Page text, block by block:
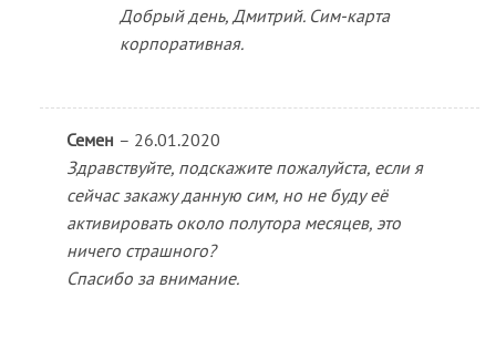
Добрый день, Дмитрий. Сим-карта
корпоративная.
Семен – 26.01.2020
Здравствуйте, подскажите пожалуйста, если я
сейчас закажу данную сим, но не буду её
активировать около полутора месяцев, это
ничего страшного?
Спасибо за внимание.